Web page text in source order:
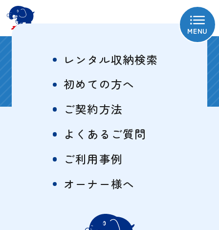
MENU
レンタル収納検索
初めての方へ
ご契約方法
よくあるご質問
ご利用事例
オーナー様へ
お知らせ
トピックス
ホームページリニューアル中のお知
日頃より、レンタル収納オリバーのホー